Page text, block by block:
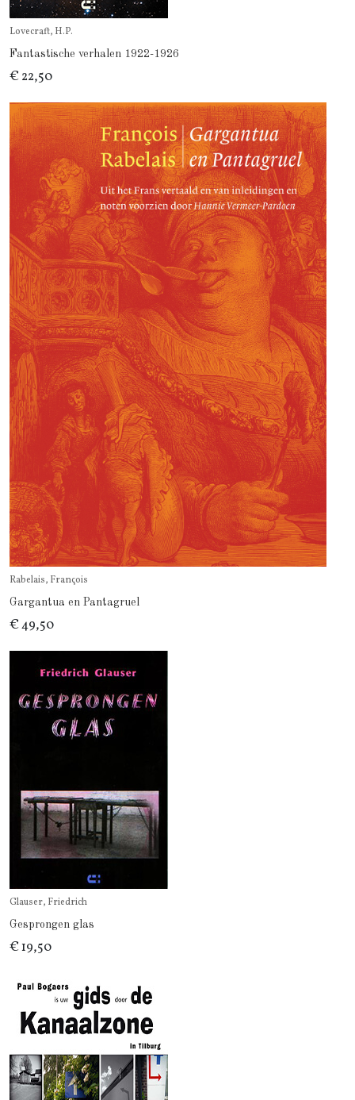
Lovecraft, H.P.
Fantastische verhalen 1922-1926
€ 22,50
Rabelais, François
Gargantua en Pantagruel
€ 49,50
Glauser, Friedrich
Gesprongen glas
€ 19,50